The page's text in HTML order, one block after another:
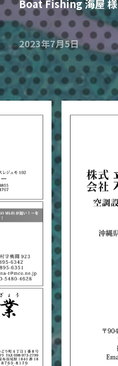
Boat Fishing 海屋 様
2023年7月5日